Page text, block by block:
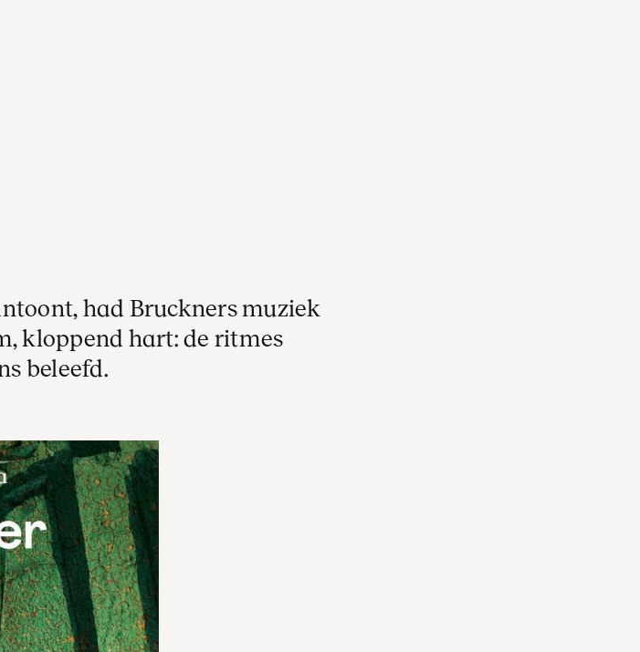
had Bruckners muziek
kloppend hart: de ritmes
beleefd.